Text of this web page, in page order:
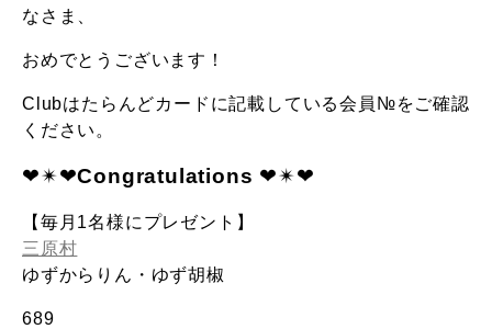
なさま、
おめでとうございます！
Clubはたらんどカードに記載している会員№をご確認
ください。
❤︎✴︎❤︎Congratulations ❤︎✴︎❤︎
【毎月1名様にプレゼント】
三原村
ゆずからりん・ゆず胡椒
689